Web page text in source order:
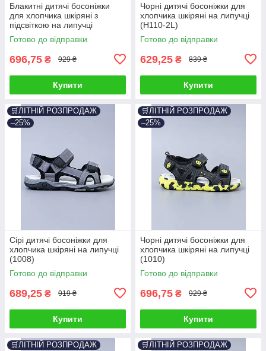
Блакитні дитячі босоніжки
для хлопчика шкіряні з
підсвіткою на липучці
(A20624-17)
Готово до відправки
696,75 ₴ 929 ₴
Купити
Чорні дитячі босоніжки для
хлопчика шкіряні на липучці
(H110-2L)
Готово до відправки
629,25 ₴ 839 ₴
Купити
🛒ЛІТНІЙ РОЗПРОДАЖ
–25%
Сірі дитячі босоніжки для
хлопчика шкіряні на липучці
(1008)
Готово до відправки
689,25 ₴ 919 ₴
Купити
🛒ЛІТНІЙ РОЗПРОДАЖ
–25%
Чорні дитячі босоніжки для
хлопчика шкіряні на липучці
(1010)
Готово до відправки
696,75 ₴ 929 ₴
Купити
🛒ЛІТНІЙ РОЗПРОДАЖ
🛒ЛІТНІЙ РОЗПРОДАЖ